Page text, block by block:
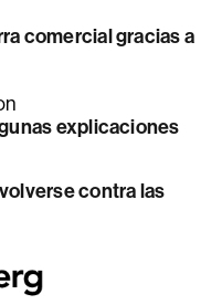
comercial gracias a
explicaciones
contra las